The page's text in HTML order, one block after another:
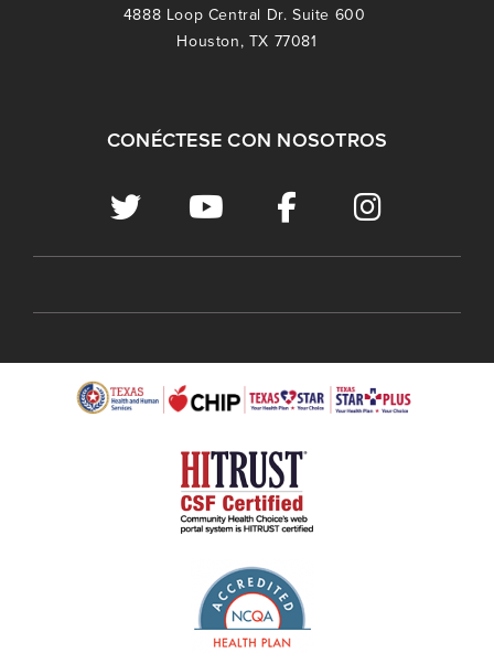
4888 Loop Central Dr. Suite 600
Houston, TX 77081
CONÉCTESE CON NOSOTROS